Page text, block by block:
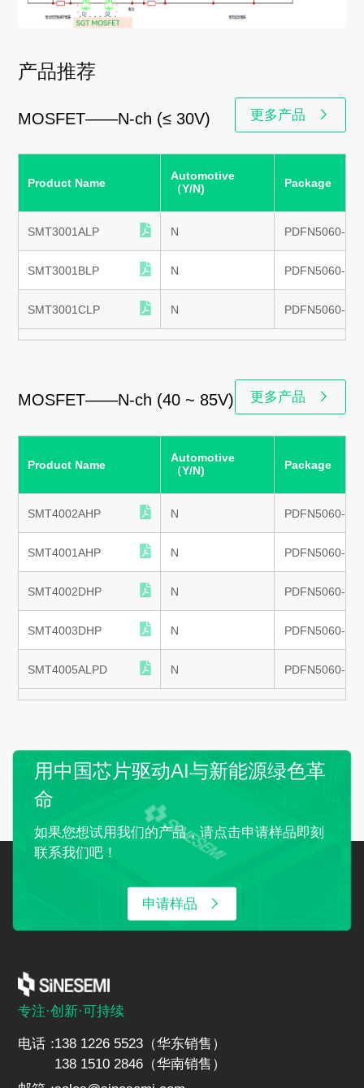
产品推荐
MOSFET——N-ch (≤ 30V) 更多产品
Automotive
（Y/N)
Package
N PDFN5060-8L
N PDFN5060-8L
N PDFN5060-8L
Product Name
SMT3001ALP
SMT3001BLP
SMT3001CLP
MOSFET——N-ch (40 ~ 85V) 更多产品
Automotive
（Y/N)
Package
N PDFN5060-8L
N PDFN5060-8L
N PDFN5060-8L
N PDFN5060-8L
N PDFN5060-
Product Name
SMT4002AHP
SMT4001AHP
SMT4002DHP
SMT4003DHP
SMT4005ALPD
用中国芯片驱动AI与新能源绿色革
命
如果您想试用我们的产品，请点击申请样品即刻
联系我们吧！
申请样品
专注·创新·可持续
电话：138 1226 5523（华东销售）
138 1510 2846（华南销售）